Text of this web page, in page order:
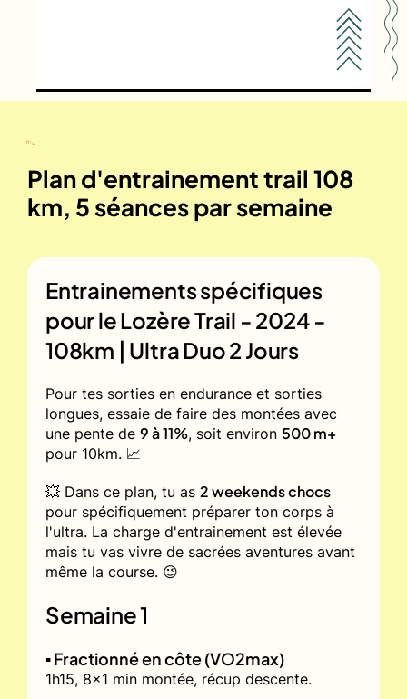
Plan d'entrainement trail 108
km, 5 séances par semaine
Entrainements spécifiques
pour leLozère Trail - 2024 -
108km | Ultra Duo 2 Jours
Pour tes sorties en endurance et sorties
longues, essaie de faire des montées avec
une pente de 9 à 11%, soit environ 500 m+
pour 10km. 📈
💥 Dans ce plan, tu as 2 weekends chocs
pour spécifiquement préparer ton corps à
l'ultra. La charge d'entrainement est élevée
mais tu vas vivre de sacrées aventures avant
même la course. 😉
Semaine 1
▪️ Fractionné en côte (VO2max)
1h15, 8x1 min montée, récup descente.